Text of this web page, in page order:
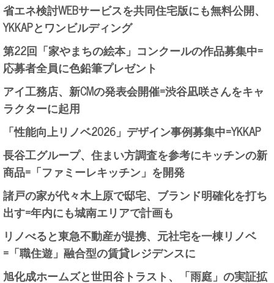
省エネ検討WEBサービスを共同住宅版にも無料公開、
YKKAPとワンビルディング
第22回「家やまちの絵本」コンクールの作品募集中=
応募者全員に色鉛筆プレゼント
アイ工務店、新CMの発表会開催=渋谷凪咲さんをキャ
ラクターに起用
「性能向上リノベ2026」デザイン事例募集中=YKKAP
長谷工グループ、住まい方調査を参考にキッチンの新
商品=「ファミーレキッチン」を開発
諸戸の家が代々木上原で邸宅、ブランド明確化を打ち
出す=年内にも城南エリアで計画も
リノべると東急不動産が提携、元社宅を一棟リノベ
=「職住遊」融合型の賃貸レジデンスに
旭化成ホームズと世田谷トラスト、「雨庭」の実証拡